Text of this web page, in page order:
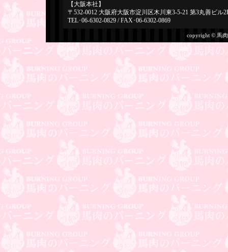
【大阪本社】
〒532-0012 大阪府大阪市淀川区木川東3-5-21 第3丸善ビル
TEL･06-6302-0829 / FAX･06-6302-0869
copyright © 馬